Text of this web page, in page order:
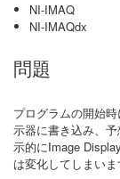
NI-IMAQ
NI-IMAQdx
問題
プログラムの開始
示器に書き込み、
示的にImage
は変化してしまい